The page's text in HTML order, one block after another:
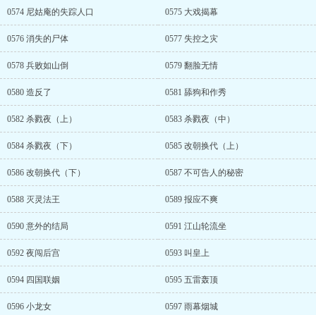
0574 尼姑庵的失踪人口 0575 大戏揭幕
0576 消失的尸体 0577 失控之灾
0578 兵败如山倒 0579 翻脸无情
0580 造反了 0581 舔狗和作秀
0582 杀戮夜（上） 0583 杀戮夜（中）
0584 杀戮夜（下） 0585 改朝换代（上）
0586 改朝换代（下） 0587 不可告人的秘密
0588 灭灵法王 0589 报应不爽
0590 意外的结局 0591 江山轮流坐
0592 夜闯后宫 0593 叫皇上
0594 四国联姻 0595 五雷轰顶
0596 小龙女 0597 雨幕烟城